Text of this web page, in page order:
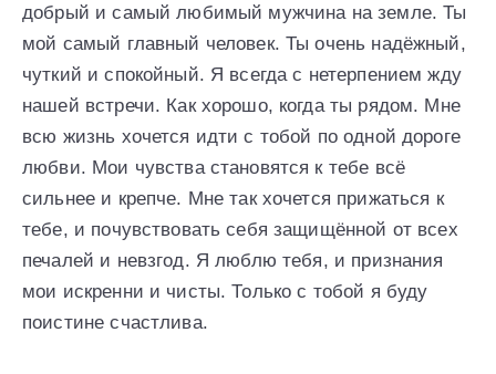
добрый и самый любимый мужчина на земле. Ты
мой самый главный человек. Ты очень надёжный,
чуткий и спокойный. Я всегда с нетерпением жду
нашей встречи. Как хорошо, когда ты рядом. Мне
всю жизнь хочется идти с тобой по одной дороге
любви. Мои чувства становятся к тебе всё
сильнее и крепче. Мне так хочется прижаться к
тебе, и почувствовать себя защищённой от всех
печалей и невзгод. Я люблю тебя, и признания
мои искренни и чисты. Только с тобой я буду
поистине счастлива.